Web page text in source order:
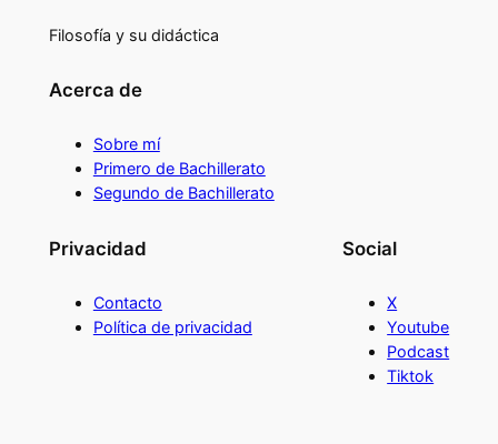
Filosofía y su didáctica
Acerca de
Sobre mí
Primero de Bachillerato
Segundo de Bachillerato
Privacidad
Contacto
Política de privacidad
Social
X
Youtube
Podcast
Tiktok